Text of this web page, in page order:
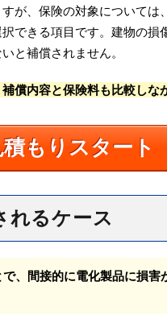
が、保険の対象については
できる項目です。建物の
と補償されません。
償内容と保険料も比較しな
もりスタート
れるケース
、間接的に電化製品に損